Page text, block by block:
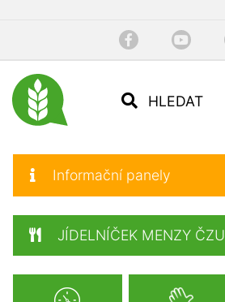
HLEDAT
Informační panely
JÍDELNÍČEK MENZY ČZU